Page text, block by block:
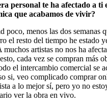
personal te ha afectado a ti
que acabamos de vivir?
poco, menos las dos semanas
el resto del tiempo he estado
muchos artistas no nos ha
cada vez se compran más
el intercambio comercial se
si, veo complicado comprar
a lo mejor sí, pero yo no
ver la obra en vivo.